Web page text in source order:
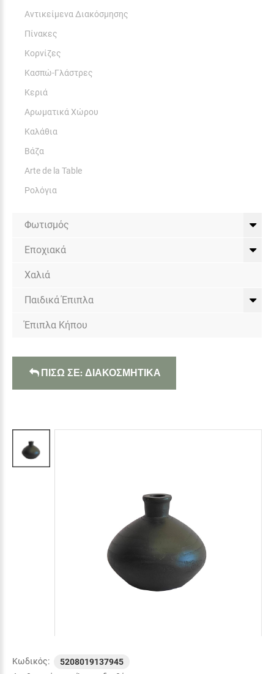
Αντικείμενα Διακόσμησης
Πίνακες
Κορνίζες
Κασπώ-Γλάστρες
Κεριά
Αρωματικά Χώρου
Καλάθια
Βάζα
Arte de la Table
Ρολόγια
Φωτισμός
Εποχιακά
Χαλιά
Παιδικά Έπιπλα
Έπιπλα Κήπου
ΠΙΣΩ ΣΕ: ΔΙΑΚΟΣΜΗΤΙΚΑ
Κωδικός:
5208019137945